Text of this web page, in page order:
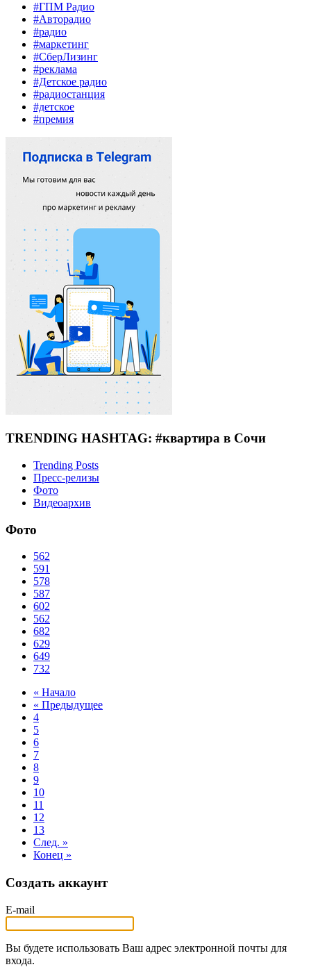
#ГПМ Радио
#Авторадио
#радио
#маркетинг
#СберЛизинг
#реклама
#Детское радио
#радиостанция
#детское
#премия
TRENDING HASHTAG: #квартира в Сочи
Trending Posts
Пресс-релизы
Фото
Видеоархив
Фото
562
591
578
587
602
562
682
629
649
732
« Начало
« Предыдущее
4
5
6
7
8
9
10
11
12
13
След. »
Конец »
Создать аккаунт
E-mail
Вы будете использовать Ваш адрес электронной почты для
входа.